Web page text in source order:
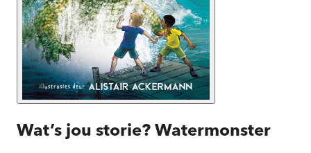
Wat’s jou storie? Watermonster